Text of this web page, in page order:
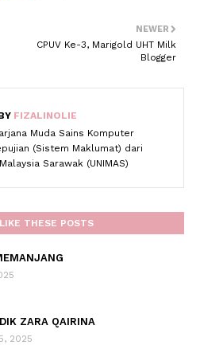
NEWER
CPUV Ke-3, Marigold UHT Milk
Blogger
FIZALINOLIE
Muda Sains Komputer
(Sistem Maklumat) dari
Sarawak (UNIMAS)
THESE POSTS
ZARA QAIRINA
2025